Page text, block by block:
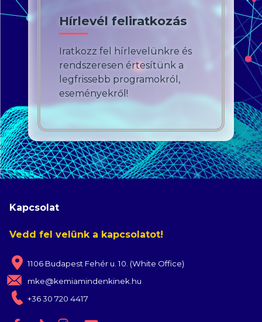
Hírlevél feliratkozás
Iratkozz fel hírlevelünkre és
rendszeresen értesítünk a
legfrissebb programokról,
eseményekről!
Kapcsolat
Vedd fel velünk a kapcsolatot!
1106 Budapest Fehér u. 10. (White Office)
mke@kemiamindenkinek.hu
+36 30 720 4417